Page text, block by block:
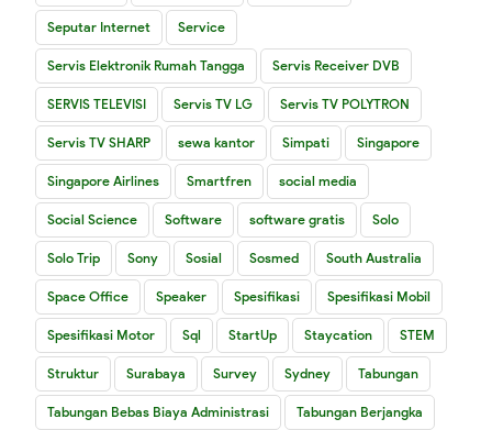
Seputar Internet Service
Servis Elektronik Rumah Tangga Servis Receiver DVB
SERVIS TELEVISI Servis TV LG Servis TV POLYTRON
Servis TV SHARP sewa kantor Simpati Singapore
Singapore Airlines Smartfren social media
Social Science Software software gratis Solo
Solo Trip Sony Sosial Sosmed South Australia
Space Office Speaker Spesifikasi Spesifikasi Mobil
Spesifikasi Motor Sql StartUp Staycation STEM
Struktur Surabaya Survey Sydney Tabungan
Tabungan Bebas Biaya Administrasi Tabungan Berjangka